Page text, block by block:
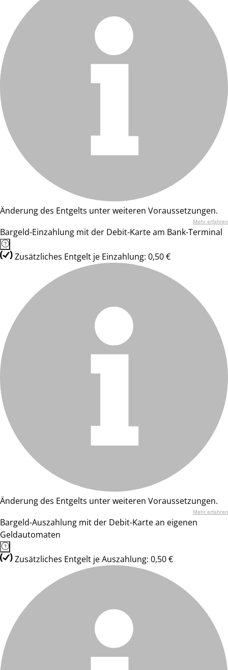
Änderung des Entgelts unter weiteren Voraussetzungen.
Mehr erfahren
Bargeld-Einzahlung mit der Debit-Karte am Bank-Terminal
Zusätzliches Entgelt je Einzahlung: 0,50 €
Änderung des Entgelts unter weiteren Voraussetzungen.
Mehr erfahren
Bargeld-Auszahlung mit der Debit-Karte an eigenen
Geldautomaten
Zusätzliches Entgelt je Auszahlung: 0,50 €